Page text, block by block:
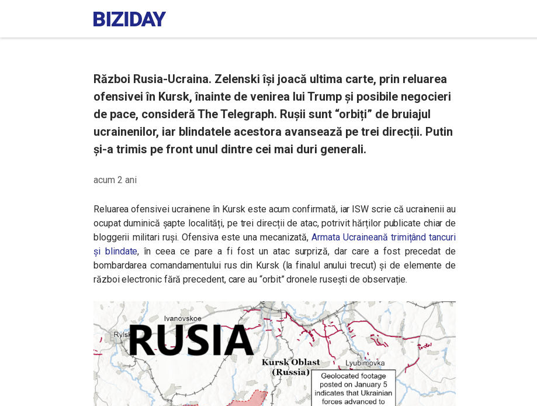
Război Rusia-Ucraina. Zelenski își joacă ultima carte, prin reluarea
ofensivei în Kursk, înainte de venirea lui Trump și posibile negocieri
de pace, consideră The Telegraph. Rușii sunt “orbiți” de bruiajul
ucrainenilor, iar blindatele acestora avansează pe trei direcții. Putin
și-a trimis pe front unul dintre cei mai duri generali.
acum 2 ani
Reluarea ofensivei ucrainene în Kursk este acum confirmată, iar ISW scrie că ucrainenii au
ocupat duminică șapte localități, pe trei direcții de atac, potrivit hărților publicate chiar de
bloggerii militari ruși. Ofensiva este una mecanizată,Armata Ucraineană trimițând tancuri
și blindate, în ceea ce pare a fi fost un atac surpriză, dar care a fost precedat de
bombardarea comandamentului rus din Kursk (la finalul anului trecut) și de elemente de
război electronic fără precedent, care au “orbit” dronele rusești de observație.